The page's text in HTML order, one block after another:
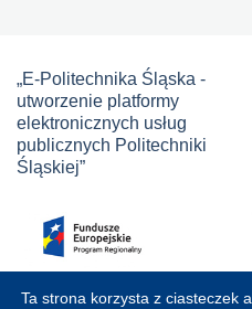
„E-Politechnika Śląska -
utworzenie platformy
elektronicznych usług
publicznych Politechniki
Śląskiej”
Ta strona korzysta z ciasteczek